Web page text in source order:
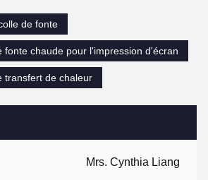
Mrs. Cynthia Liang
de fonte
fonte chaude pour l'impression d'écran
transfert de chaleur